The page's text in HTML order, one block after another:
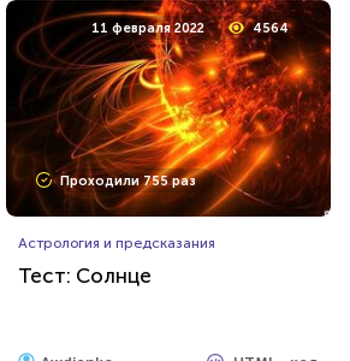
11 февраля 2022 4564
Проходили 755 раз
Астрология и предсказания
Тест: Солнце